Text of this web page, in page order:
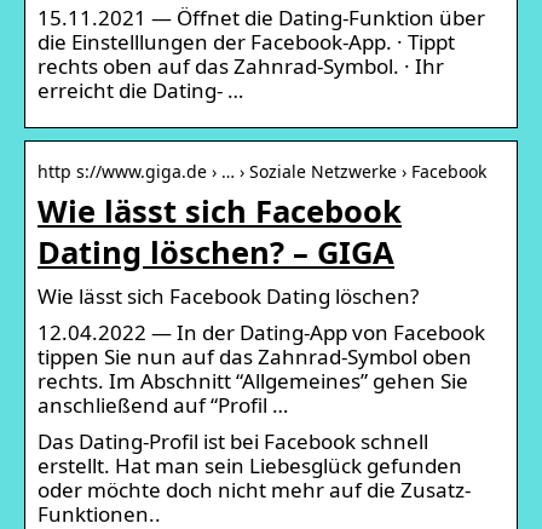
15.11.2021 — Öffnet die Dating-Funktion über
die Einstelllungen der Facebook-App. · Tippt
rechts oben auf das Zahnrad-Symbol. · Ihr
erreicht die Dating- …
http s://www.giga.de › … › Soziale Netzwerke › Facebook
Wie lässt sich Facebook
Dating löschen? – GIGA
Wie lässt sich Facebook Dating löschen?
12.04.2022 — In der Dating-App von Facebook
tippen Sie nun auf das Zahnrad-Symbol oben
rechts. Im Abschnitt “Allgemeines” gehen Sie
anschließend auf “Profil …
Das Dating-Profil ist bei Facebook schnell
erstellt. Hat man sein Liebesglück gefunden
oder möchte doch nicht mehr auf die Zusatz-
Funktionen..